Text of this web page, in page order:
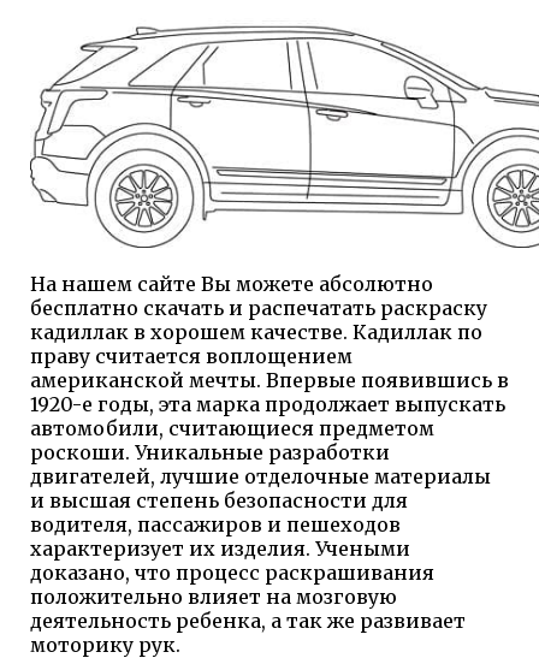
На нашем сайте Вы можете абсолютно
бесплатно скачать и распечатать раскраску
кадиллак в хорошем качестве. Кадиллак по
праву считается воплощением
американской мечты. Впервые появившись в
1920-е годы, эта марка продолжает выпускать
автомобили, считающиеся предметом
роскоши. Уникальные разработки
двигателей, лучшие отделочные материалы
и высшая степень безопасности для
водителя, пассажиров и пешеходов
характеризует их изделия. Учеными
доказано, что процесс раскрашивания
положительно влияет на мозговую
деятельность ребенка, а так же развивает
моторику рук.